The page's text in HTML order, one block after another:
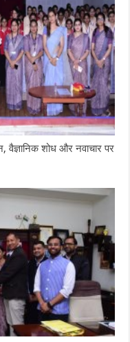
वैज्ञानिक शोध और नवाचार पर